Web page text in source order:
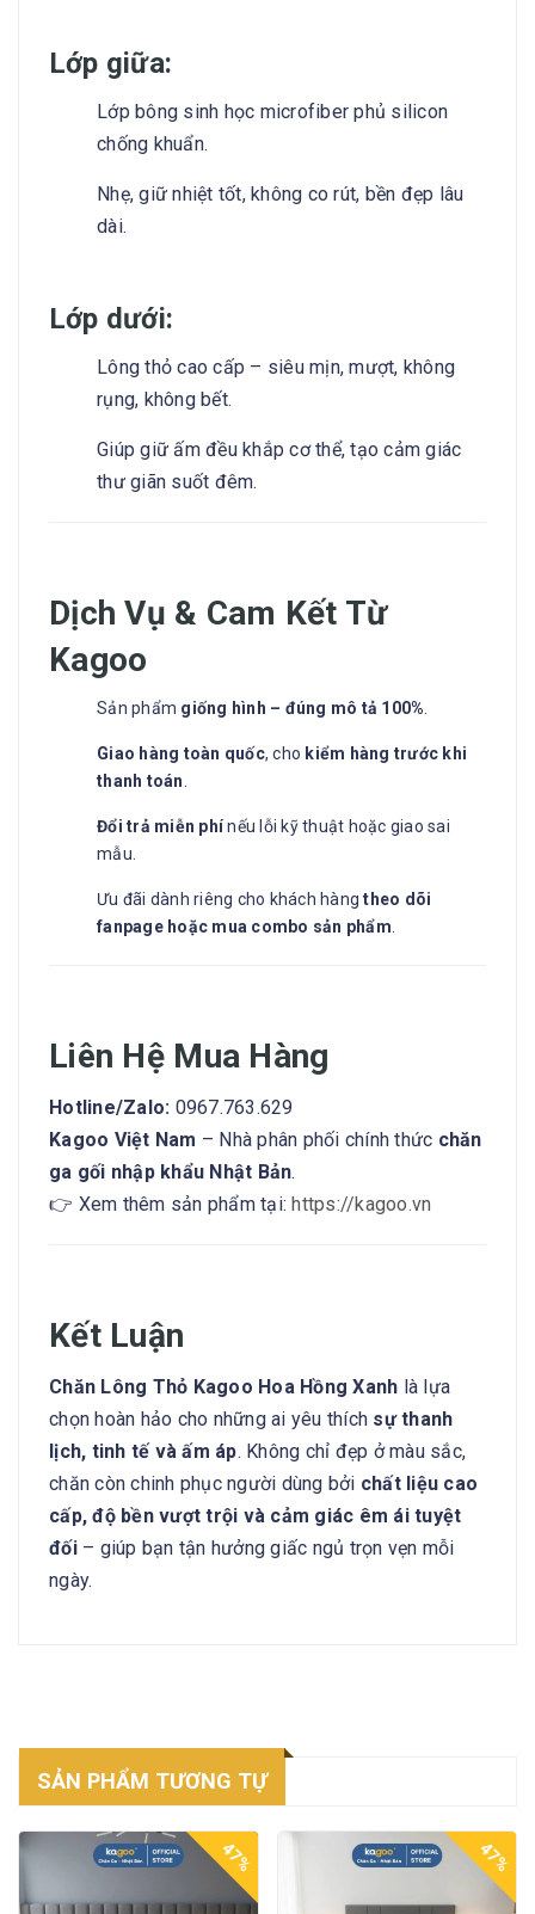
Lớp giữa:
Lớp bông sinh học microfiber phủ silicon
chống khuẩn.
Nhẹ, giữ nhiệt tốt, không co rút, bền đẹp lâu
dài.
Lớp dưới:
Lông thỏ cao cấp – siêu mịn, mượt, không
rụng, không bết.
Giúp giữ ấm đều khắp cơ thể, tạo cảm giác
thư giãn suốt đêm.
Dịch Vụ & Cam Kết Từ
Kagoo
Sản phẩm giống hình – đúng mô tả 100%.
Giao hàng toàn quốc, cho kiểm hàng trước khi
thanh toán.
Đổi trả miễn phínếu lỗi kỹ thuật hoặc giao sai
mẫu.
Ưu đãi dành riêng cho khách hàngtheo dõi
fanpage hoặc mua combo sản phẩm.
Liên Hệ Mua Hàng
Hotline/Zalo: 0967.763.629
Kagoo Việt Nam – Nhà phân phối chính thức chăn
ga gối nhập khẩu Nhật Bản.
👉 Xem thêm sản phẩm tại: https://kagoo.vn
Kết Luận
Chăn Lông Thỏ Kagoo Hoa Hồng Xanh là lựa
chọn hoàn hảo cho những ai yêu thích sự thanh
lịch, tinh tế và ấm áp. Không chỉ đẹp ở màu sắc,
chăn còn chinh phục người dùng bởi chất liệu cao
cấp, độ bền vượt trội và cảm giác êm ái tuyệt
đối– giúp bạn tận hưởng giấc ngủ trọn vẹn mỗi
ngày.
SẢN PHẨM TƯƠNG TỰ
47% 47%